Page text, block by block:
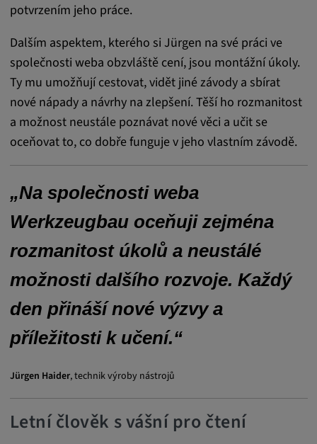
potvrzením jeho práce.
Dalším aspektem, kterého si Jürgen na své práci ve
společnosti weba obzvláště cení, jsou montážní úkoly.
Ty mu umožňují cestovat, vidět jiné závody a sbírat
nové nápady a návrhy na zlepšení. Těší ho rozmanitost
a možnost neustále poznávat nové věci a učit se
oceňovat to, co dobře funguje v jeho vlastním závodě.
„Na společnosti weba
Werkzeugbau oceňuji zejména
rozmanitost úkolů a neustálé
možnosti dalšího rozvoje. Každý
den přináší nové výzvy a
příležitosti k učení.“
Jürgen Haider, technik výroby nástrojů
Letní člověk s vášní pro čtení
Název:
_pk_id.*, _pk_ses.*
Poskytovatel:
Google LLC
Účel:
Tyto soubory cookie se používají k
zaznamenávání chování návštěvníků
Trvání cookies: